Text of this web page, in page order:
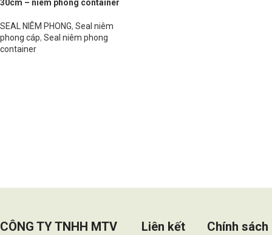
30cm – niêm phong container
SEAL NIÊM PHONG, Seal niêm
phong cáp, Seal niêm phong
container
CÔNG TY TNHH MTV
Liên kết
Chính sách